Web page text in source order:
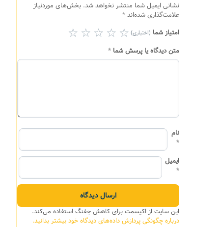
نشانی ایمیل شما منتشر نخواهد شد. بخش‌های موردنیاز
علامت‌گذاری شده‌اند *
امتیاز شما (اختیاری)
متن دیدگاه یا پرسش شما *
نام
*
ایمیل
*
این سایت از اکیسمت برای کاهش جفنگ استفاده می‌کند.
درباره چگونگی پردازش داده‌های دیدگاه خود بیشتر بدانید.